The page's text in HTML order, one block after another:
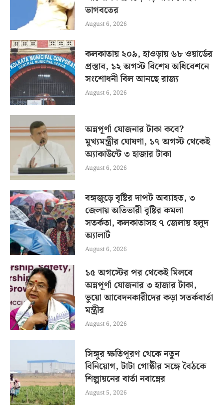
ভাগবতের
August 6, 2026
কলকাতায় ২০৯, হাওড়ায় ৬৮ ওয়ার্ডের
প্রস্তাব, ১২ অগস্ট বিশেষ অধিবেশনে
সংশোধনী বিল আনছে রাজ্য
August 6, 2026
অন্নপূর্ণা যোজনার টাকা কবে?
মুখ্যমন্ত্রীর ঘোষণা, ১৭ অগস্ট থেকেই
অ্যাকাউন্টে ৩ হাজার টাকা
August 6, 2026
বঙ্গজুড়ে বৃষ্টির দাপট অব্যাহত, ৩
জেলায় অতিভারী বৃষ্টির কমলা
সতর্কতা, কলকাতাসহ ৭ জেলায় হলুদ
অ্যালার্ট
August 6, 2026
১৫ অগস্টের পর থেকেই মিলবে
অন্নপূর্ণা যোজনার ৩ হাজার টাকা,
ভুয়ো আবেদনকারীদের কড়া সতর্কবার্তা
মন্ত্রীর
August 6, 2026
সিঙ্গুর ক্ষতিপূরণ থেকে নতুন
বিনিয়োগ, টাটা গোষ্ঠীর সঙ্গে বৈঠকে
শিল্পায়নের বার্তা নবান্নের
August 5, 2026